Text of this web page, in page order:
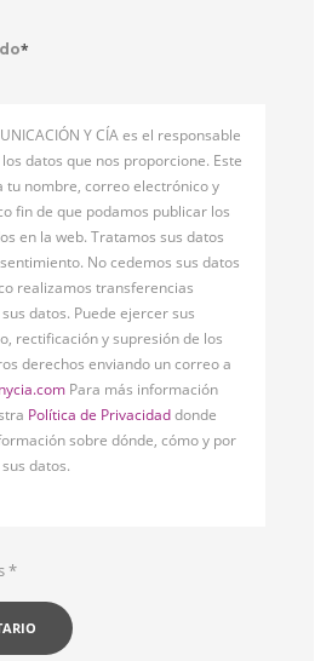
*
Y CÍA es el responsable
datos que nos proporcione. Este
nombre, correo electrónico y
fin de que podamos publicar los
en la web. Tratamos sus datos
No cedemos sus datos
realizamos transferencias
datos. Puede ejercer sus
rectificación y supresión de los
derechos enviando un correo a
Para más información
Política de Privacidaddonde
sobre dónde, cómo y por
datos.
*